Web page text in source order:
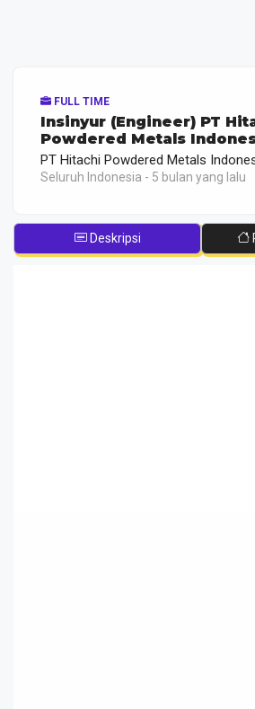
FULL TIME
Insinyur (Engineer) PT
Powdered Metals
PT Hitachi Powdered Metals
Seluruh Indonesia - 5 bulan yang lalu
Deskripsi